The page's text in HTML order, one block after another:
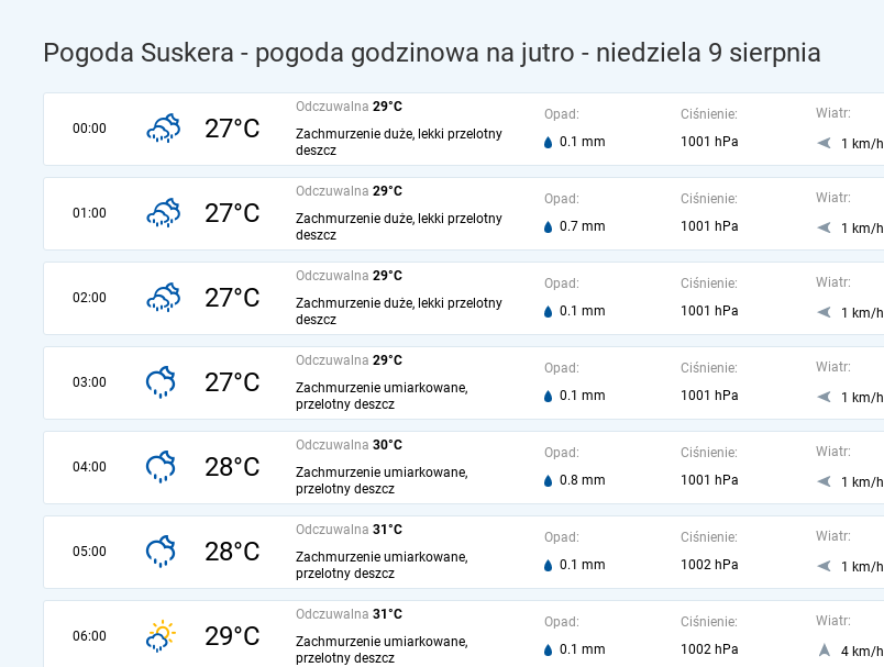
Pogoda Suskera - pogoda godzinowa na jutro - niedziela 9 sierpnia
00:00 27°C
Odczuwalna 29°C
Zachmurzenie duże, lekki przelotny
deszcz
Opad:
0.1 mm
Ciśnienie:
1001 hPa
Wiatr:
1 km/h
01:00 27°C
Odczuwalna 29°C
Zachmurzenie duże, lekki przelotny
deszcz
Opad:
0.7 mm
Ciśnienie:
1001 hPa
Wiatr:
1 km/h
02:00 27°C
Odczuwalna 29°C
Zachmurzenie duże, lekki przelotny
deszcz
Opad:
0.1 mm
Ciśnienie:
1001 hPa
Wiatr:
1 km/h
03:00 27°C
Odczuwalna 29°C
Zachmurzenie umiarkowane,
przelotny deszcz
Opad:
0.1 mm
Ciśnienie:
1001 hPa
Wiatr:
1 km/h
04:00 28°C
Odczuwalna 30°C
Zachmurzenie umiarkowane,
przelotny deszcz
Opad:
0.8 mm
Ciśnienie:
1001 hPa
Wiatr:
1 km/h
05:00 28°C
Odczuwalna 31°C
Zachmurzenie umiarkowane,
przelotny deszcz
Opad:
0.1 mm
Ciśnienie:
1002 hPa
Wiatr:
1 km/h
06:00 29°C
Odczuwalna 31°C
Zachmurzenie umiarkowane,
przelotny deszcz
Opad:
0.1 mm
Ciśnienie:
1002 hPa
Wiatr:
4 km/h